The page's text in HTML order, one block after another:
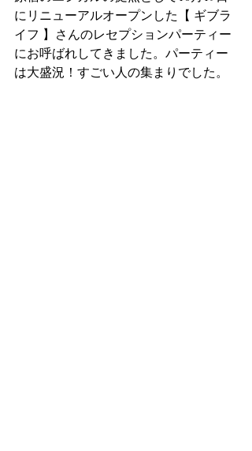
にリニューアルオープンした【 ギブラ
イフ 】さんのレセプションパーティー
にお呼ばれしてきました。パーティー
は大盛況！すごい人の集まりでした。